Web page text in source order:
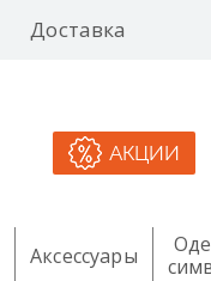
Доставка
АКЦИИ
Аксессуары